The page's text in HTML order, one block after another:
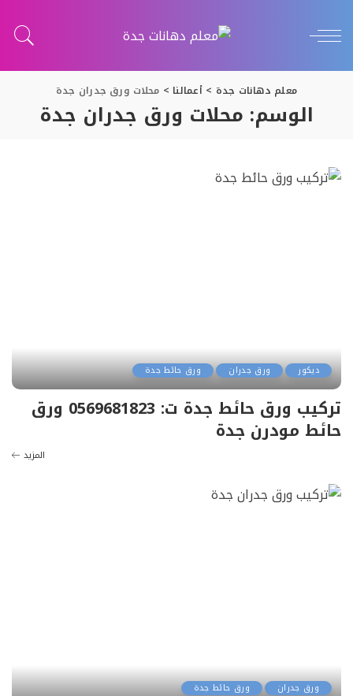
معلم دهانات جدة >أعمالنا > محلات ورق جدران جدة
الوسم: محلات ورق جدران جدة
ديكور ورق جدران ورق حائط جدة
تركيب ورق حائط جدة ت: 0569681823 ورق
حائط مودرن جدة
المزيد
ورق جدران ورق حائط جدة